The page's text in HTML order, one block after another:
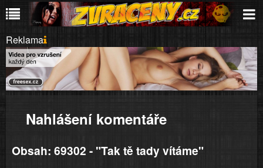
Reklama
Nahlášení komentáře
Obsah: 69302 - "Tak tě tady vítáme"